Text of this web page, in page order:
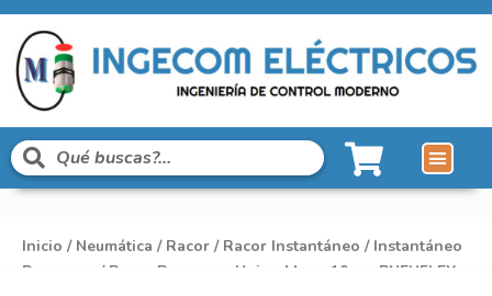
Inicio / Neumática / Racor / Racor Instantáneo / Instantáneo
Pasamuro
/ Racor Pasamuro Union Mang 10mm PNEUFLEX